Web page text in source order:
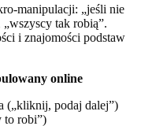
manipulacji: „jeśli nie
tak robią”.
i znajomości podstaw
online
(„kliknij, podaj dalej”)
to robi”)